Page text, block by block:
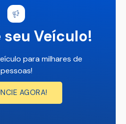
Veículo!
para milhares de
pessoas!
AGORA!